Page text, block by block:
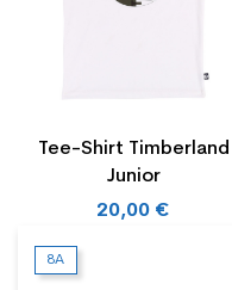
Tee-Shirt Timberland
Junior
20,00 €
8A